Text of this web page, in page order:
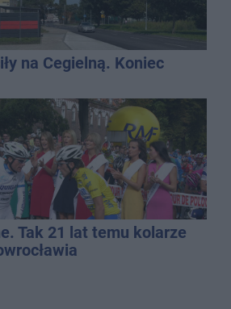
na Cegielną. Koniec
Tak 21 lat temu kolarze